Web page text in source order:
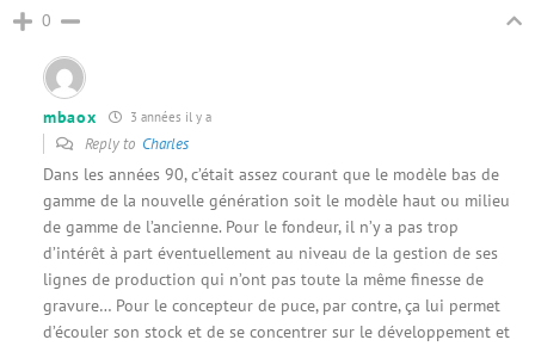
0
mbaox 3 années il y a
Reply to Charles
Dans les années 90, c’était assez courant que le modèle bas de
gamme de la nouvelle génération soit le modèle haut ou milieu
de gamme de l’ancienne. Pour le fondeur, il n’y a pas trop
d’intérêt à part éventuellement au niveau de la gestion de ses
lignes de production qui n’ont pas toute la même finesse de
gravure… Pour le concepteur de puce, par contre, ça lui permet
d’écouler son stock et de se concentrer sur le développement et